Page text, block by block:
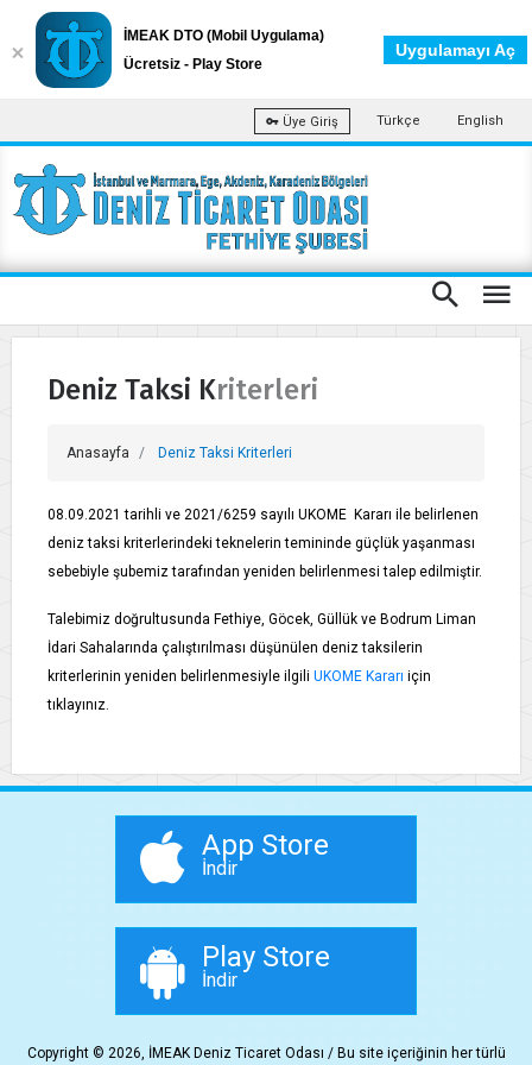
Üye Giriş Türkçe English
Deniz Taksi Kriterleri
Anasayfa Deniz Taksi Kriterleri
08.09.2021 tarihli ve 2021/6259 sayılı UKOME Kararı ile belirlenen
deniz taksi kriterlerindeki teknelerin temininde güçlük yaşanması
sebebiyle şubemiz tarafından yeniden belirlenmesi talep edilmiştir.
Talebimiz doğrultusunda Fethiye, Göcek, Güllük ve Bodrum Liman
İdari Sahalarında çalıştırılması düşünülen deniz taksilerin
kriterlerinin yeniden belirlenmesiyle ilgili UKOME Kararı için
tıklayınız.
App Store
İndir
Play Store
İndir
Copyright © 2026, İMEAK Deniz Ticaret Odası / Bu site içeriğinin her türlü
İMEAK DTO (Mobil Uygulama)
Ücretsiz - Play Store
Uygulamayı Aç